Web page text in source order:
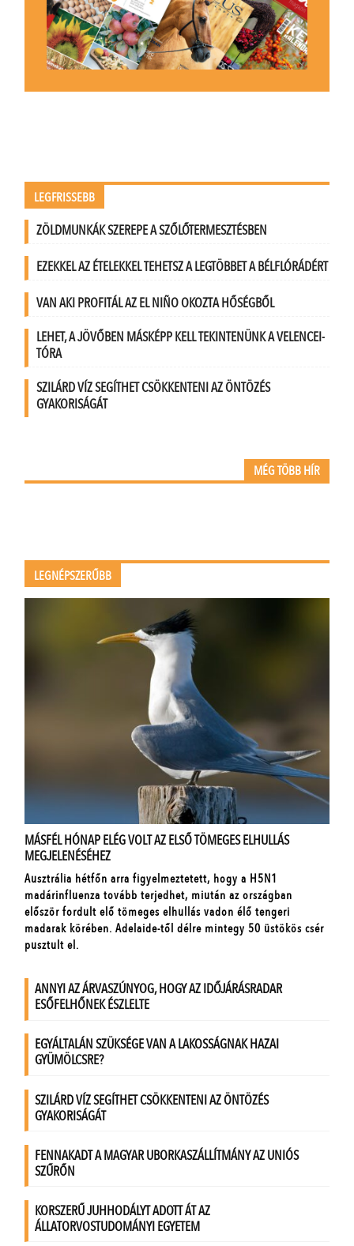
LEGFRISSEBB
ZÖLDMUNKÁK SZEREPE A SZŐLŐTERMESZTÉSBEN
EZEKKEL AZ ÉTELEKKEL TEHETSZ A LEGTÖBBET A BÉLFLÓRÁDÉRT
VAN AKI PROFITÁL AZ EL NIÑO OKOZTA HŐSÉGBŐL
LEHET, A JÖVŐBEN MÁSKÉPP KELL TEKINTENÜNK A VELENCEI-
TÓRA
SZILÁRD VÍZ SEGÍTHET CSÖKKENTENI AZ ÖNTÖZÉS
GYAKORISÁGÁT
MÉG TÖBB HÍR
LEGNÉPSZERŰBB